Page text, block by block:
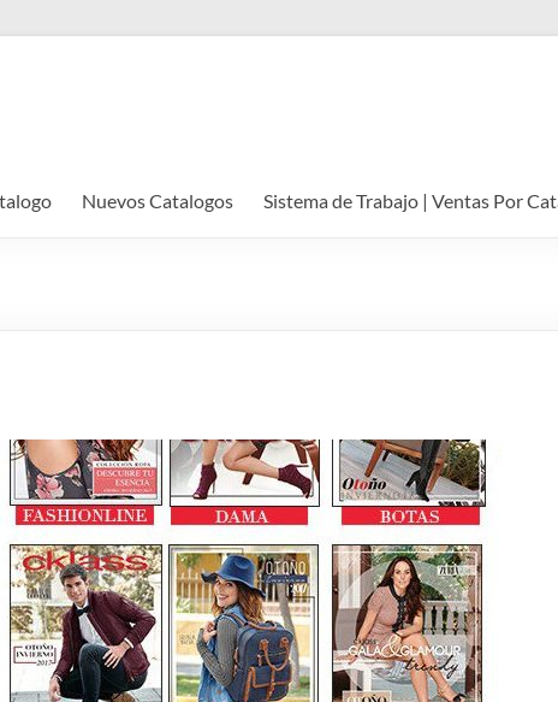
Nuevos Catalogos Sistema de Trabajo | Ventas Por